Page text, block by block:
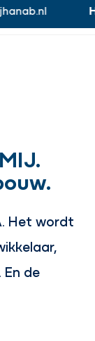
bij
Het wordt
de